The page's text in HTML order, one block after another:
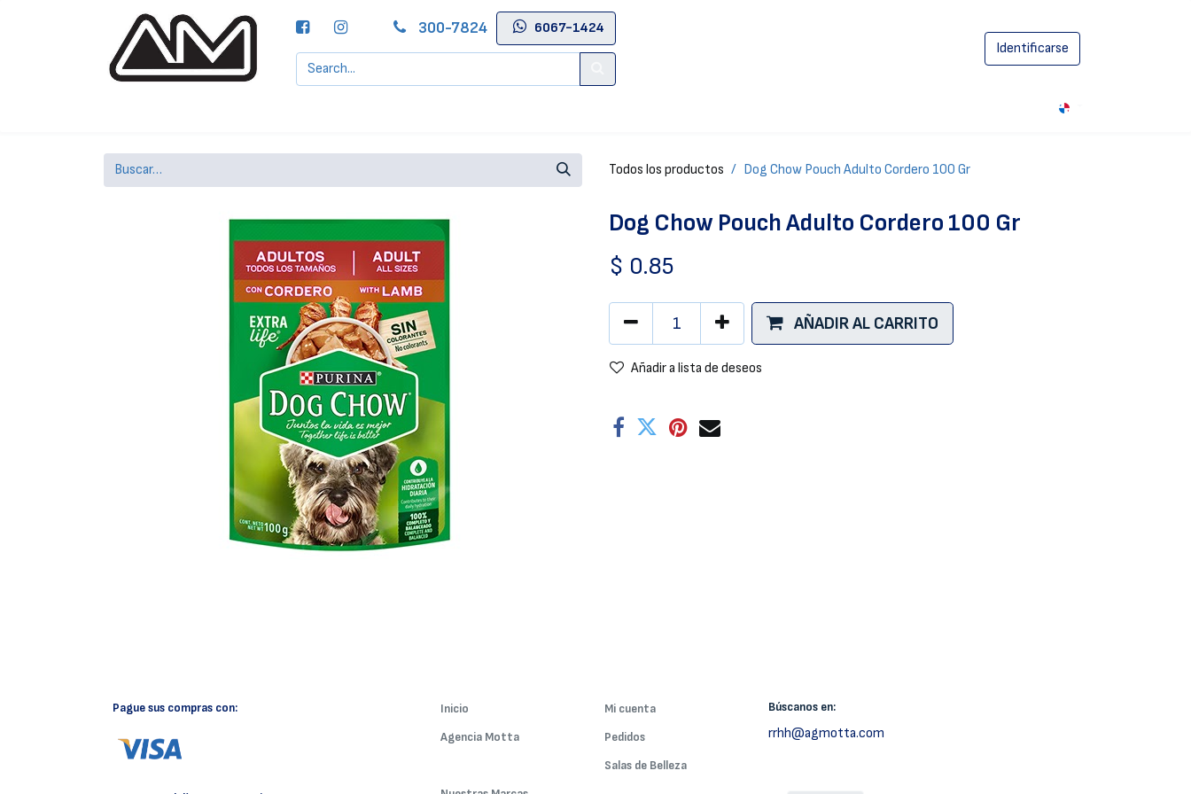
300-7824
6067-1424
Identificarse
Todos los productos Dog Chow Pouch Adulto Cordero 100 Gr
Dog Chow Pouch Adulto Cordero 100 Gr
$ 0.85
AÑADIR AL CARRITO
Añadir a lista de deseos
Pague sus compras con:
Inicio
Agencia Motta
Mi cuenta
Pedidos
Salas de Belleza
Búscanos en:
rrhh@agmotta.com